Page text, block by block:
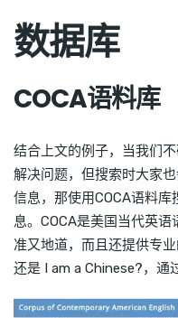
数据库
COCA语料库
结合上文的例子，当我们
解决问题，但搜索时大家
信息，那使用COCA语料
息。COCA是美国当代英
准又地道，而且还提供专
还是 I am a Chinese?，通